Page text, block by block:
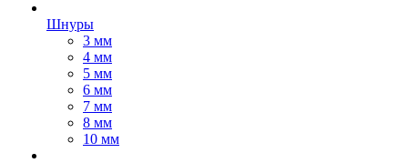
Шнуры
3 мм
4 мм
5 мм
6 мм
7 мм
8 мм
10 мм